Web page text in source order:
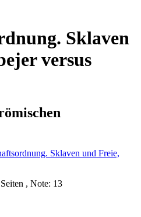
Sklaven
versus
, Note: 13